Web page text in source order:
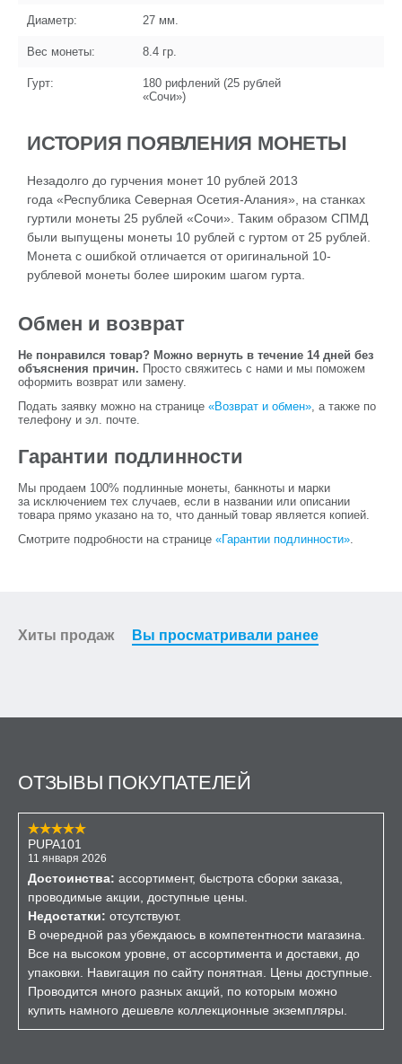
Диаметр: 27 мм.
Вес монеты: 8.4 гр.
Гурт:
180 рифлений (25 рублей
«Сочи»)
ИСТОРИЯ ПОЯВЛЕНИЯ МОНЕТЫ
Незадолго до гурчения монет 10 рублей 2013
года «Республика Северная Осетия-Алания», на станках
гуртили монеты 25 рублей «Сочи». Таким образом СПМД
были выпущены монеты 10 рублей с гуртом от 25 рублей.
Монета с ошибкой отличается от оригинальной 10-
рублевой монеты более широким шагом гурта.
Обмен и возврат
Не понравился товар? Можно вернуть в течение 14 дней без
объяснения причин. Просто свяжитесь с нами и мы поможем
оформить возврат или замену.
Подать заявку можно на странице «Возврат и обмен», а также по
телефону и эл. почте.
Гарантии подлинности
Мы продаем 100% подлинные монеты, банкноты и марки
за исключением тех случаев, если в названии или описании
товара прямо указано на то, что данный товар является копией.
Смотрите подробности на странице «Гарантии подлинности».
Хиты продаж Вы просматривали ранее
ОТЗЫВЫ ПОКУПАТЕЛЕЙ
PUPA101
11 января 2026
Достоинства: ассортимент, быстрота сборки заказа,
проводимые акции, доступные цены.
Недостатки: отсутствуют.
В очередной раз убеждаюсь в компетентности магазина.
Все на высоком уровне, от ассортимента и доставки, до
упаковки. Навигация по сайту понятная. Цены доступные.
Проводится много разных акций, по которым можно
купить намного дешевле коллекционные экземпляры.